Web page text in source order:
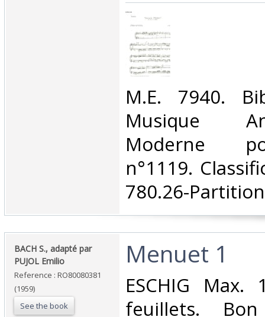
‎M.E. 7940.
Musique
Moderne
n°1119.
780.26-
‎BACH S., adapté par
PUJOL Emilio‎
Reference : RO80080381
(1959)
See the book
‎Menuet 1‎
‎ESCHIG Max.
feuillets.